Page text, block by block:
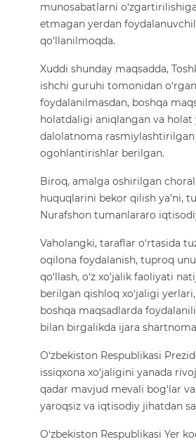
munosabatlarni
etmagan yerdan
qo‘llanilmoqda.
Xuddi shunday maqsadda,
ishchi guruhi tomonidan
foydalanilmasdan, boshqa
holatdaligi aniqlangan va
dalolatnoma rasmiylashtirilgan
ogohlantirishlar berilgan.
Biroq, amalga oshirilgan
huquqlarini bekor qilish ya’ni,
Nurafshon tumanlararo
Vaholangki, taraflar o‘rtasida
oqilona foydalanish, tuproq
qo‘llash, o‘z xo‘jalik faoliyati
berilgan qishloq xo‘jaligi
boshqa maqsadlarda
bilan birgalikda ijara
O‘zbekiston Respublikasi
issiqxona xo‘jaligini yanada
qadar mavjud mevali bog‘lar
yaroqsiz va iqtisodiy jihatdan
O‘zbekiston Respublikasi Yer